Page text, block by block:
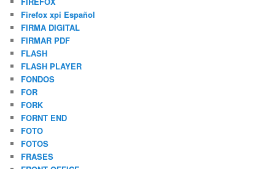
Firefox xpi Español
FIRMA DIGITAL
FIRMAR PDF
FLASH
FLASH PLAYER
FONDOS
FOR
FORK
FORNT END
FOTO
FOTOS
FRASES